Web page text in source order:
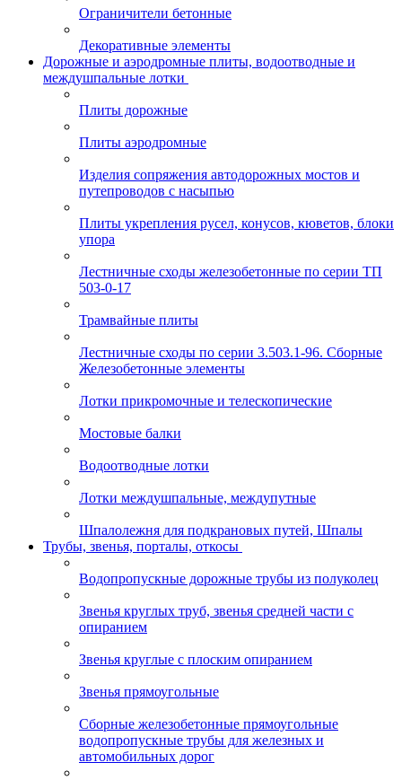
Ограничители бетонные
Декоративные элементы
Дорожные и аэродромные плиты, водоотводные и
междушпальные лотки
Плиты дорожные
Плиты аэродромные
Изделия сопряжения автодорожных мостов и
путепроводов с насыпью
Плиты укрепления русел, конусов, кюветов, блоки
упора
Лестничные сходы железобетонные по серии ТП
503-0-17
Трамвайные плиты
Лестничные сходы по серии 3.503.1-96. Сборные
Железобетонные элементы
Лотки прикромочные и телескопические
Мостовые балки
Водоотводные лотки
Лотки междушпальные, междупутные
Шпалолежня для подкрановых путей, Шпалы
Трубы, звенья, порталы, откосы
Водопропускные дорожные трубы из полуколец
Звенья круглых труб, звенья средней части с
опиранием
Звенья круглые с плоским опиранием
Звенья прямоугольные
Сборные железобетонные прямоугольные
водопропускные трубы для железных и
автомобильных дорог